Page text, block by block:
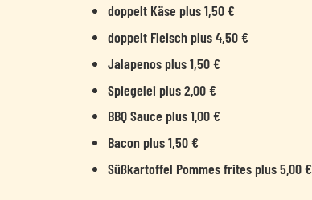
doppelt Käse plus 1,50 €
doppelt Fleisch plus 4,50 €
Jalapenos plus 1,50 €
Spiegelei plus 2,00 €
BBQ Sauce plus 1,00 €
Bacon plus 1,50 €
Süßkartoffel Pommes frites plus 5,00 €